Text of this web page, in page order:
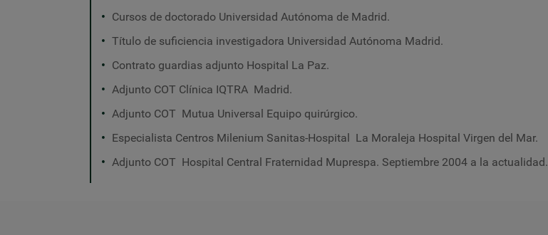
Cursos de doctorado Universidad Autónoma de Madrid.
Título de suficiencia investigadora Universidad Autónoma Madrid.
Contrato guardias adjunto Hospital La Paz.
Adjunto COT Clínica IQTRA Madrid.
Adjunto COT Mutua Universal Equipo quirúrgico.
Especialista Centros Milenium Sanitas-Hospital La Moraleja Hospital Virgen del Mar.
Adjunto COT Hospital Central Fraternidad Muprespa. Septiembre 2004 a la actualidad.